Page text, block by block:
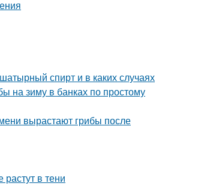
спирт и в каких случаях
на зиму в банках по простому
вырастают грибы после
в тени